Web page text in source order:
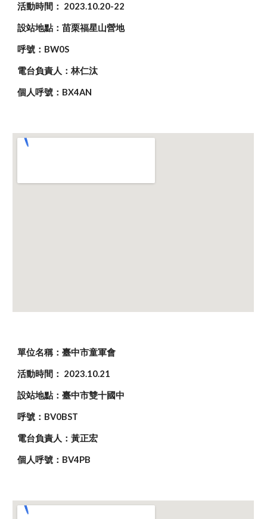
活動時間： 2023.10.20-22
設站地點：苗栗福星山營地
呼號：BW0S
電台負責人：林仁汰
個人呼號：BX4AN
單位名稱：臺中市童軍會
活動時間： 2023.10.21
設站地點：臺中市雙十國中
呼號：BV0BST
電台負責人：黃正宏
個人呼號：BV4PB